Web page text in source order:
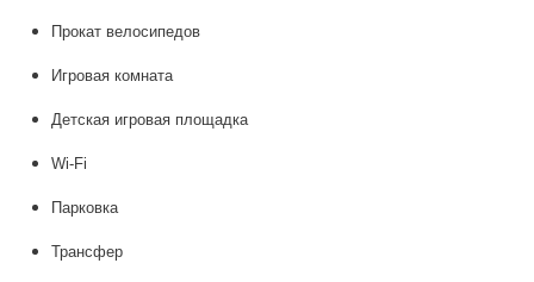
Прокат велосипедов
Игровая комната
Детская игровая площадка
Wi-Fi
Парковка
Трансфер